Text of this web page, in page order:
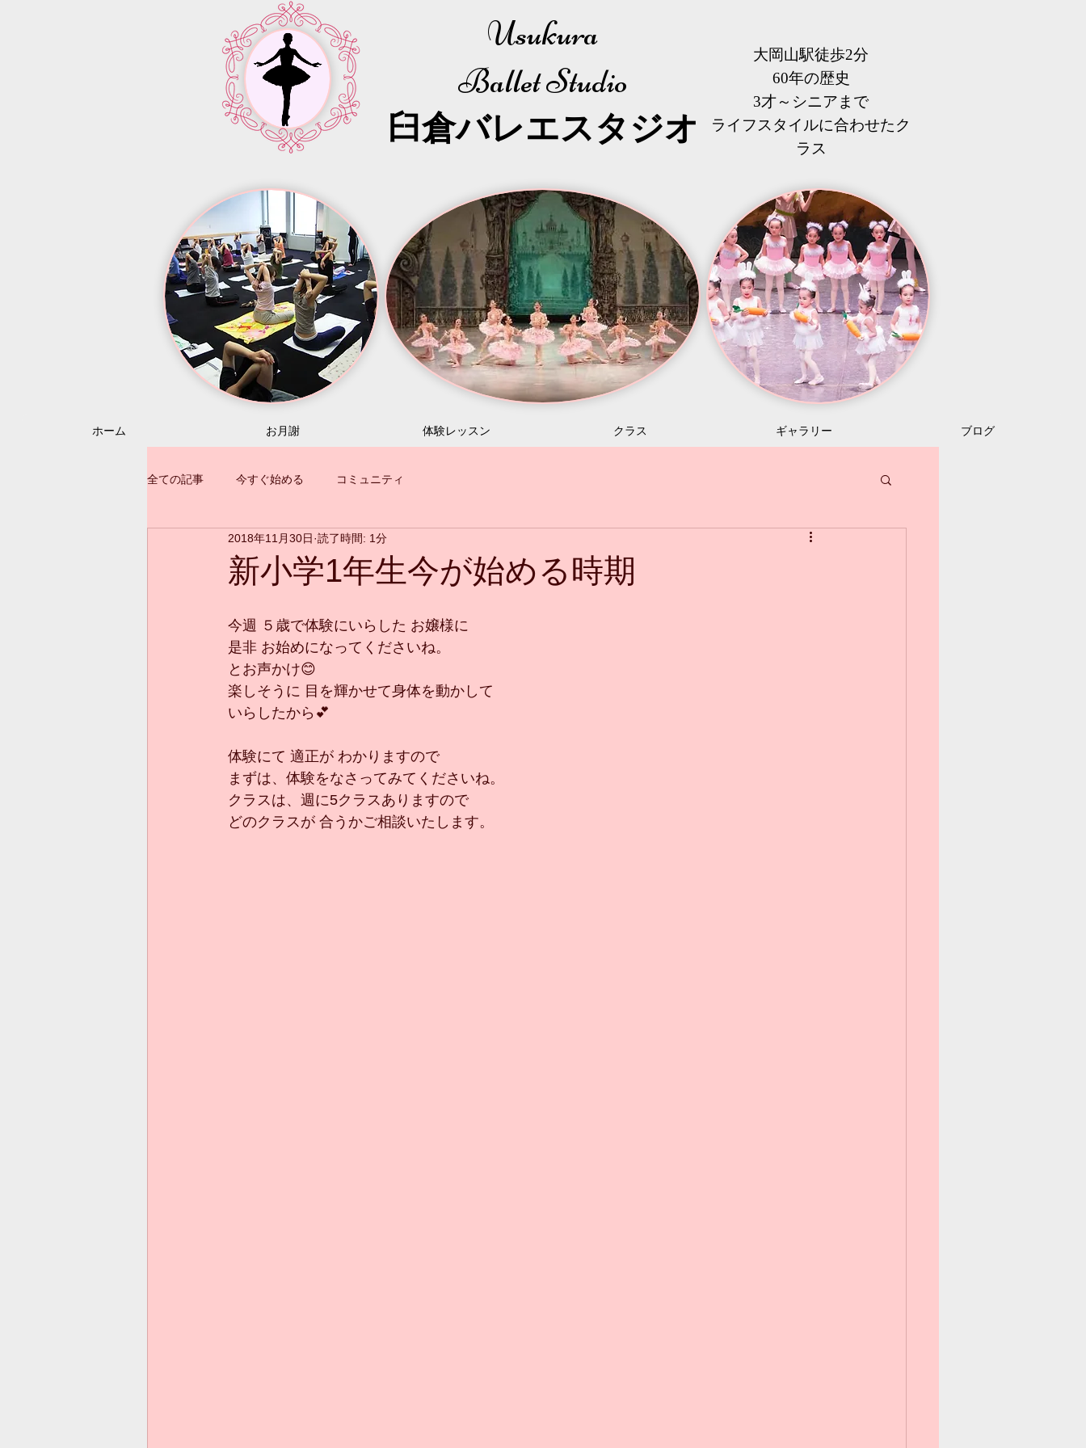
Usukura
Ballet Studio
​臼倉バレエスタジオ
大岡山駅徒歩2分
60年の歴史
3才～シニアまで
​ライフスタイルに合わせたク
ラス
ホーム お月謝 体験レッスン クラス ギャラリー ブログ
全ての記事 今すぐ始める コミュニティ
新小学1年生今が始める時期
2018年11月30日 読了時間: 1分
今週 ５歳で体験にいらした お嬢様に
是非 お始めになってくださいね。
とお声かけ😊
楽しそうに 目を輝かせて身体を動かして
いらしたから💕
体験にて 適正が わかりますので
まずは、体験をなさってみてくださいね。
クラスは、週に5クラスありますので
どのクラスが 合うかご相談いたします。